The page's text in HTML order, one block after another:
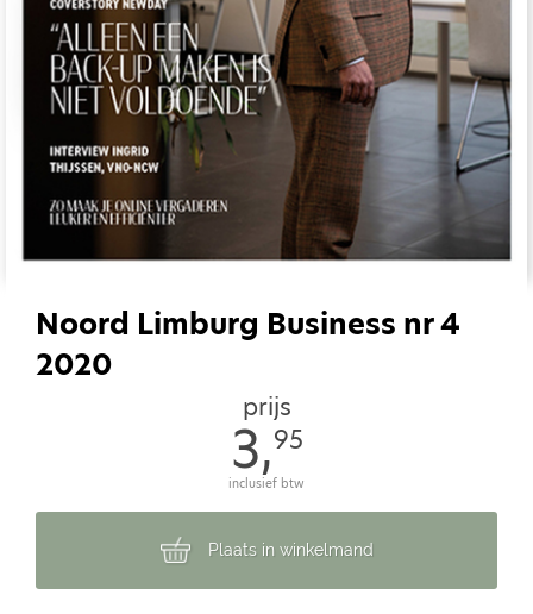
Noord Limburg Business nr 4
2020
prijs
3,95
inclusief btw
Plaats in winkelmand